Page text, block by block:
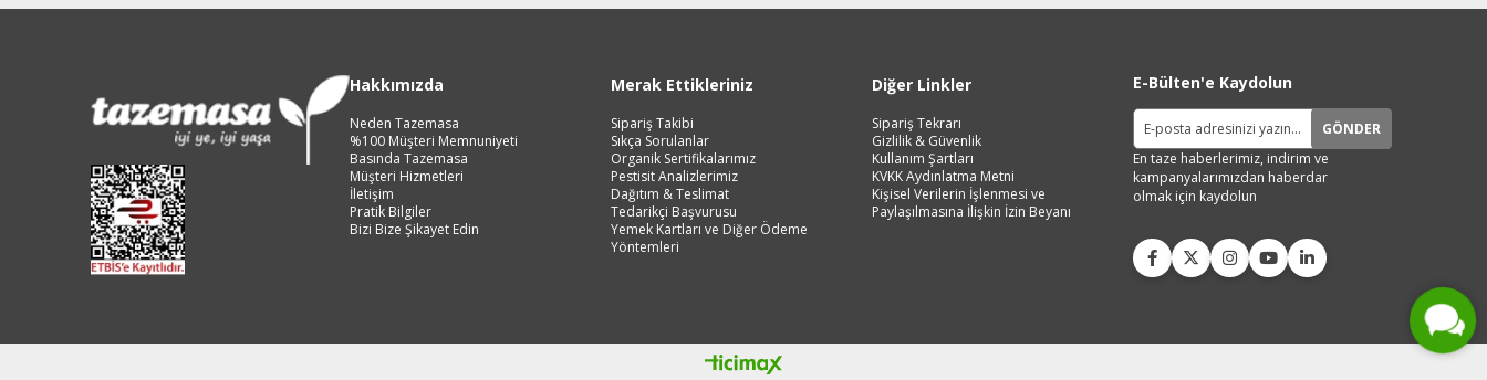
Hakkımızda
Neden Tazemasa
%100 Müşteri Memnuniyeti
Basında Tazemasa
Müşteri Hizmetleri
İletişim
Pratik Bilgiler
Bizi Bize Şikayet Edin
Merak Ettikleriniz
Sipariş Takibi
Sıkça Sorulanlar
Organik Sertifikalarımız
Pestisit Analizlerimiz
Dağıtım & Teslimat
Tedarikçi Başvurusu
Yemek Kartları ve Diğer Ödeme
Yöntemleri
Diğer Linkler
Sipariş Tekrarı
Gizlilik & Güvenlik
Kullanım Şartları
KVKK Aydınlatma Metni
Kişisel Verilerin İşlenmesi ve
Paylaşılmasına İlişkin İzin Beyanı
E-Bülten'e Kaydolun
GÖNDER
En taze haberlerimiz, indirim ve
kampanyalarımızdan haberdar
olmak için kaydolun